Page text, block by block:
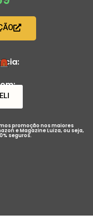
promoção nos maiores
e Magazine Luiza, ou seja,
seguros.